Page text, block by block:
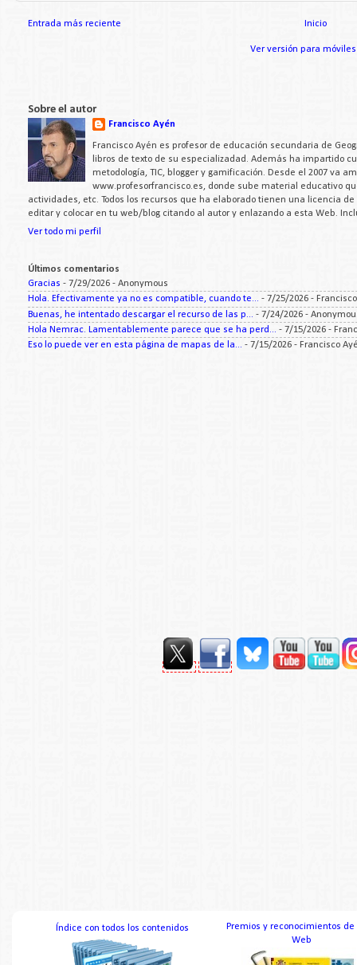
Entrada más reciente Inicio
Ver versión para móviles
Sobre el autor
Francisco Ayén
Francisco Ayén es profesor de educación secundaria de
libros de texto de su especializadad. Además ha impartido
metodología, TIC, blogger y gamificación. Desde el 2007 va
www.profesorfrancisco.es, donde sube material educativo
actividades, etc. Todos los recursos que ha elaborado tienen una licencia
editar y colocar en tu web/blog citando al autor y enlazando a esta Web.
Ver todo mi perfil
Últimos comentarios
Gracias - 7/29/2026 - Anonymous
Hola. Efectivamente ya no es compatible, cuando te... - 7/25/2026 -
Buenas, he intentado descargar el recurso de las p... - 7/24/2026 -
Hola Nemrac. Lamentablemente parece que se ha perd... - 7/15/2026 -
Eso lo puede ver en esta página de mapas de la... - 7/15/2026 - Francisco
Índice con todos los contenidos
Premios y reconocimientos
Web